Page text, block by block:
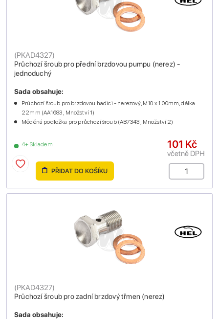
Průchozí šroub pro přední brzdovou pumpu (nerez) -
jednoduchý
(PKAD4327)
4+ Skladem
Sada obsahuje:
Průchozí šroub pro brzdovou hadici - nerezový, M10 x 1.00mm, délka
22mm (AA1683 , Množství 1)
Měděná podložka pro průchozí šroub (AB7343 , Množství 2)
101 Kč
včetně DPH
PŘIDAT DO KOŠÍKU
Průchozí šroub pro zadní brzdový třmen (nerez)
(PKAD4327)
Sada obsahuje: